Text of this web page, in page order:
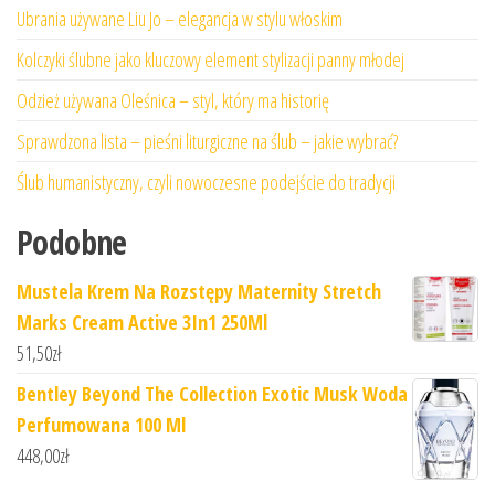
Ubrania używane Liu Jo – elegancja w stylu włoskim
Kolczyki ślubne jako kluczowy element stylizacji panny młodej
Odzież używana Oleśnica – styl, który ma historię
Sprawdzona lista – pieśni liturgiczne na ślub – jakie wybrać?
Ślub humanistyczny, czyli nowoczesne podejście do tradycji
Podobne
Mustela Krem Na Rozstępy Maternity Stretch
Marks Cream Active 3In1 250Ml
51,50zł
Bentley Beyond The Collection Exotic Musk Woda
Perfumowana 100 Ml
448,00zł